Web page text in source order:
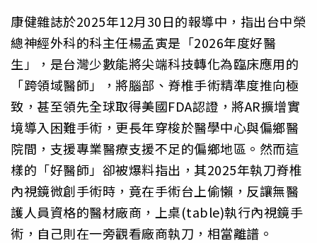
康健雜誌於2025年12月30日的報導中，指出台中榮
總神經外科的科主任楊孟寅是「2026年度好醫
生」，是台灣少數能將尖端科技轉化為臨床應用的
「跨領域醫師」，將腦部、脊椎手術精準度推向極
致，甚至領先全球取得美國FDA認證，將AR擴增實
境導入困難手術，更長年穿梭於醫學中心與偏鄉醫
院間，支援專業醫療支援不足的偏鄉地區。然而這
樣的「好醫師」卻被爆料指出，其2025年執刀脊椎
內視鏡微創手術時，竟在手術台上偷懶，反讓無醫
護人員資格的醫材廠商，上桌(table)執行內視鏡手
術，自己則在一旁觀看廠商執刀，相當離譜。